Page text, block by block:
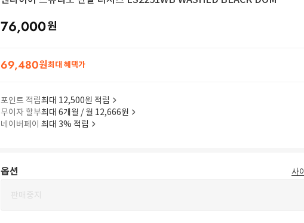
76,000원
69,480원최대 혜택가
포인트 적립최대 12,500원 적립
무이자 할부최대 6개월 / 월 12,666원
네이버페이 최대 3% 적립
옵션 사
판매중지